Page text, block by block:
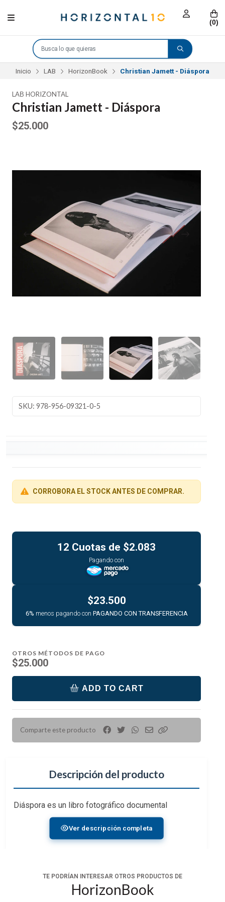
(0)
Inicio LAB HorizonBook Christian Jamett - Diáspora
LAΒ HORIZONTAL
Christian Jamett - Diáspora
$25.000
SKU: 978-956-09321-0-5
CORROBORA EL STOCK ANTES DE COMPRAR.
12 Cuotas de $2.083
Pagando con
$23.500
6% menos pagando con PAGANDO CON TRANSFERENCIA
OTROS MÉTODOS DE PAGO
$25.000
ADD TO CART
Comparte este producto
Descripción del producto
Diáspora es un libro fotográfico documental
centrado en mujeres afrodescendientes del norte de
Chile. A través de retratos y secuencias visuales, el
proyecto aborda temas de identidad, memoria y
comunidades.
El libro constituye uno de los primeros trabajos
Ver descripción completa
TE PODRÍAN INTERESAR OTROS PRODUCTOS DE
HorizonBook